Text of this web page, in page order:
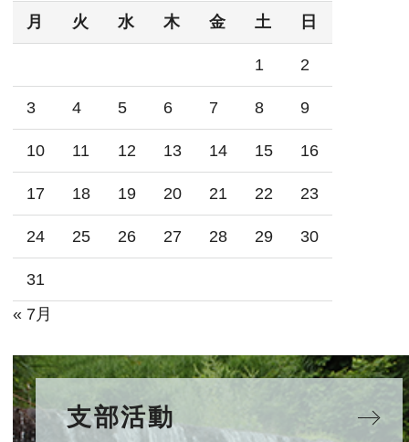
月 火 水 木 金 土 日
1 2
3 4 5 6 7 8 9
10 11 12 13 14 15 16
17 18 19 20 21 22 23
24 25 26 27 28 29 30
31
« 7月
支部活動